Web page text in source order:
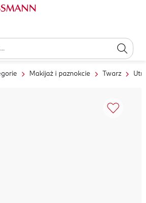
Makijaż i paznokcie Twarz